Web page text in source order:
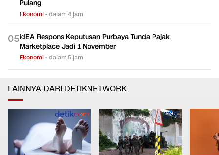
Pulang
Ekonomi •dalam 4 jam
05idEA Respons Keputusan Purbaya Tunda Pajak
Marketplace Jadi 1 November
Ekonomi •dalam 5 jam
LAINNYA DARI DETIKNETWORK